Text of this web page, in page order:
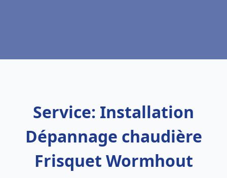
Service: Installation
Dépannage chaudière
Frisquet Wormhout